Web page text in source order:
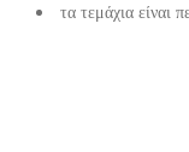
τα τεμάχια είναι